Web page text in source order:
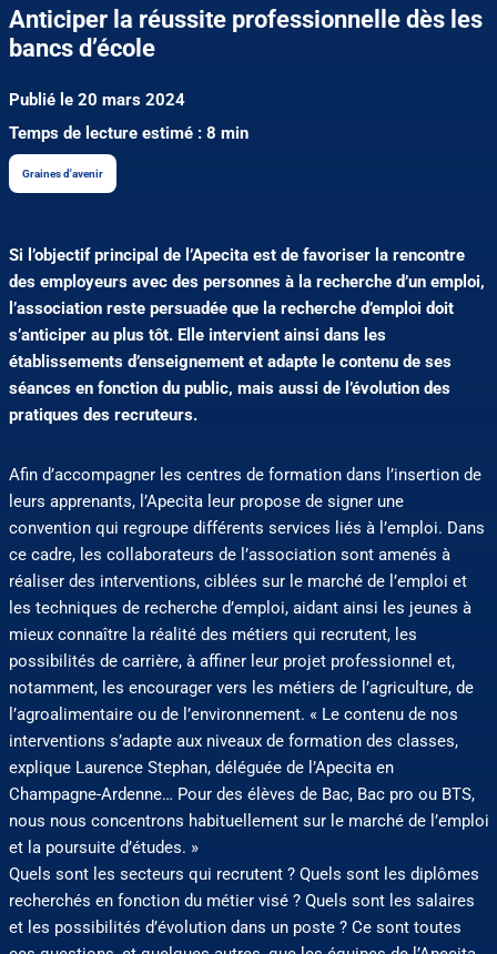
Anticiper la réussite professionnelle dès les
bancs d’école
Publié le 20 mars 2024
Temps de lecture estimé : 8 min
Graines d'avenir
Si l’objectif principal de l’Apecita est de favoriser la rencontre
des employeurs avec des personnes à la recherche d’un emploi,
l’association reste persuadée que la recherche d’emploi doit
s’anticiper au plus tôt. Elle intervient ainsi dans les
établissements d’enseignement et adapte le contenu de ses
séances en fonction du public, mais aussi de l’évolution des
pratiques des recruteurs.
Afin d’accompagner les centres de formation dans l’insertion de
leurs apprenants, l’Apecita leur propose de signer une
convention qui regroupe différents services liés à l’emploi. Dans
ce cadre, les collaborateurs de l’association sont amenés à
réaliser des interventions, ciblées sur le marché de l’emploi et
les techniques de recherche d’emploi, aidant ainsi les jeunes à
mieux connaître la réalité des métiers qui recrutent, les
possibilités de carrière, à affiner leur projet professionnel et,
notamment, les encourager vers les métiers de l’agriculture, de
l’agroalimentaire ou de l’environnement. « Le contenu de nos
interventions s’adapte aux niveaux de formation des classes,
explique Laurence Stephan, déléguée de l’Apecita en
Champagne-Ardenne… Pour des élèves de Bac, Bac pro ou BTS,
nous nous concentrons habituellement sur le marché de l’emploi
et la poursuite d’études. »
Quels sont les secteurs qui recrutent ? Quels sont les diplômes
recherchés en fonction du métier visé ? Quels sont les salaires
et les possibilités d’évolution dans un poste ? Ce sont toutes